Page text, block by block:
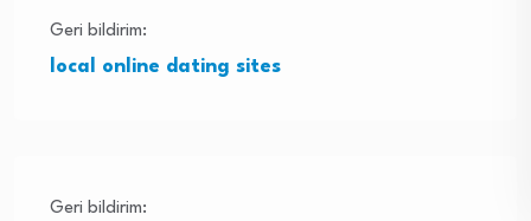
Geri bildirim:
local online dating sites
Geri bildirim: